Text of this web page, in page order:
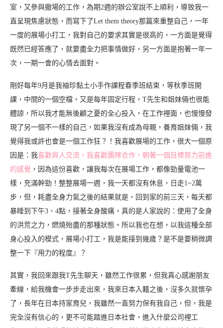
室，又參與撤場的工作，為期2週的辦公室說不上順利，導致我一
直呈現焦慮狀態，而寫下了Let them theory那篇來重整自己，一年
一度的展場小打工，我對自己的要求其實是很高的，一方面是覺得
既然已經答應了，就要盡全力把事情做好，另一方面是抱著一年一
次，一期一會的心情去面對。
剛好每年9月是我袖珍黏土小手作課程春季班結束，等秋季班開
課，中間的一個空檔，又是每年固定行程，T先生和姐妹倆也很能
體諒，所以我才能無後顧之憂的全心投入，在工作裡面，也慢慢發
現了另一個不一樣的自己，如果我沒有成為母親，養育姐妹倆，我
覺得我或許也會是一個工作狂？！我喜歡展場的工作，很大一個原
因是：我喜歡與人交流，我喜歡團隊合作，朝著一個目標努力前進
的感覺 ，因為這份喜歡，讓我每次在展場工作，都像勁量電池一
樣，充滿幹勁！整整展場一週，我一天都沒有休息，日走1~2萬
步，但，耗盡全身力氣之後的結果就是，回到家的前三天，每天都
暴睡到下午3、4點，接著全身酸痛，真的是人家說的：使用了全身
的洪荒之力，燃燒殆盡的那種狀態。所以我也在想，以我這種全部
身心投入的模式，展場小打工，我是能接到幾歲？是不是要稍微調
整一下『用力的程度』？
其實，我回來跟我T先生聊天，雖然工作很累，但我真心感謝朋友
牽線，給我機會一步步走出來，我來日本入籍之後，沒多久就懷孕
了，長年在日本持家育兒，我雖然一直努力保有我自己，但，我是
完全沒有信心的，更不可能踏進日本社會，進入什麼公司裡工